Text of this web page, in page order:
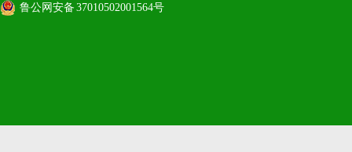
鲁公网安备37010502001564号